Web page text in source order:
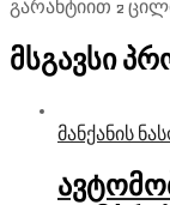
გარანტიით 2
მსგავსი
მანქანის